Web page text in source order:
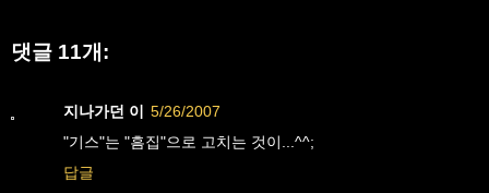
댓글 11개:
지나가던 이
5/26/2007
"기스"는 "흠집"으로 고치는 것이...^^;
답글